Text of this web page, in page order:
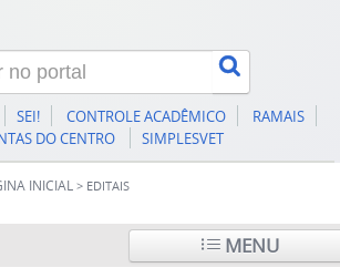
SEI! CONTROLE ACADÊMICO
RAMAIS
DO CENTRO
SIMPLESVET
INICIAL > EDITAIS
MENU